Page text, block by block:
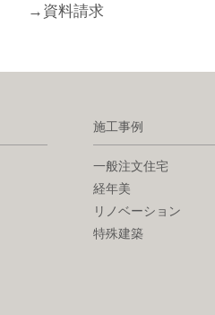
→ 資料請求
施工事例
一般注文住宅
経年美
リノベーション
特殊建築